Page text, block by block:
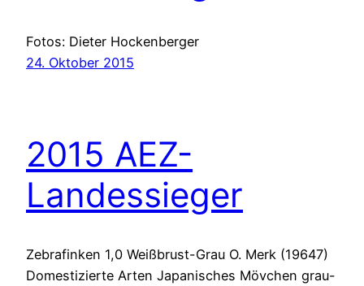
Fotos: Dieter Hockenberger
24. Oktober 2015
2015 AEZ-
Landessieger
Zebrafinken 1,0 Weißbrust-Grau O. Merk (19647)
Domestizierte Arten Japanisches Mövchen grau-